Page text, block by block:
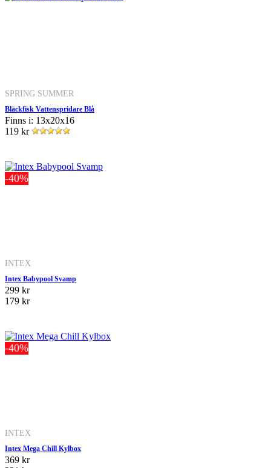
SPRING SUMMER
Bläckfisk Vattenspridare Blå
Finns i: 13x20x16
119 kr
-40%
INTEX
Intex Babypool Svamp
299 kr
179 kr
-40%
INTEX
Intex Mega Chill Kylbox
369 kr